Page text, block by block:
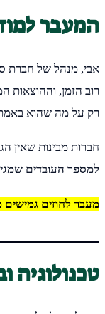
המעבר
אבי, מנהל של חברת
רוב הזמן,
רק על מה שהוא
חברות מבינות שאין
למספר העובדים
מעבר לחוזים
טכנולוגיה